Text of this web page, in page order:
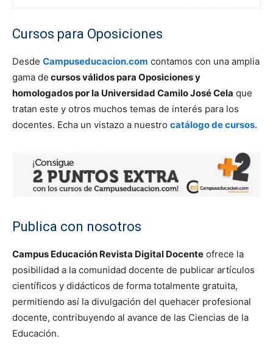
Cursos para Oposiciones
Desde Campuseducacion.com contamos con una amplia
gama de cursos válidos para Oposiciones y
homologados por la Universidad Camilo José Cela que
tratan este y otros muchos temas de interés para los
docentes. Echa un vistazo a nuestro catálogo de cursos.
Publica con nosotros
Campus Educación Revista Digital Docente ofrece la
posibilidad a la comunidad docente de publicar artículos
científicos y didácticos de forma totalmente gratuita,
permitiendo así la divulgación del quehacer profesional
docente, contribuyendo al avance de las Ciencias de la
Educación.